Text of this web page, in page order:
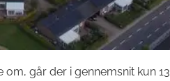
går der i gennemsnit kun 13